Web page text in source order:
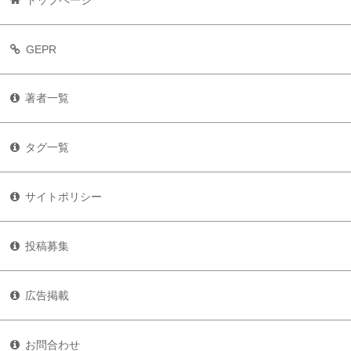
GEPR
著者一覧
タグ一覧
サイトポリシー
投稿募集
広告掲載
お問合わせ